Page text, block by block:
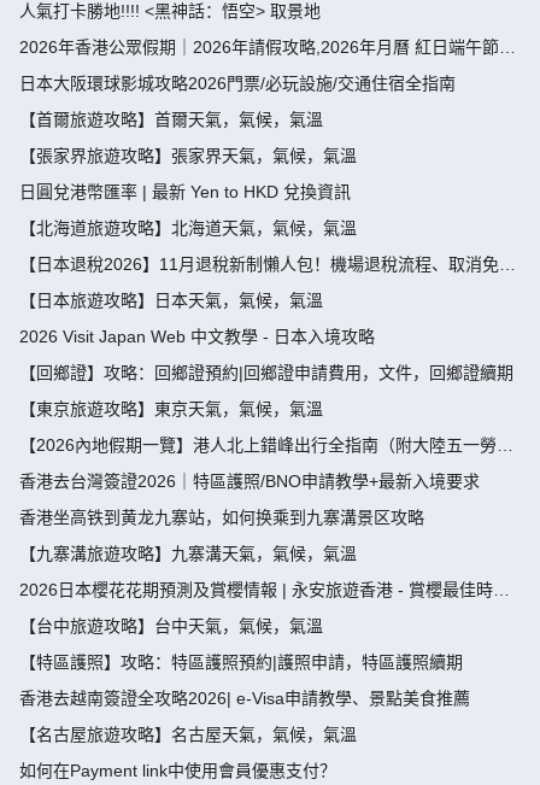
人氣打卡勝地!!!! <黑神話：悟空> 取景地
2026年香港公眾假期｜2026年請假攻略,2026年月曆 紅日端午節請
假攻略請4放9-public holiday 2026
日本大阪環球影城攻略2026門票/必玩設施/交通住宿全指南
【首爾旅遊攻略】首爾天氣，氣候，氣溫
【張家界旅遊攻略】張家界天氣，氣候，氣溫
日圓兌港幣匯率 | 最新 Yen to HKD 兌換資訊
【北海道旅遊攻略】北海道天氣，氣候，氣溫
【日本退稅2026】11月退稅新制懶人包！機場退稅流程、取消免稅
袋及限額全攻略 - 永安旅遊
【日本旅遊攻略】日本天氣，氣候，氣溫
2026 Visit Japan Web 中文教學 - 日本入境攻略
【回鄉證】攻略：回鄉證預約|回鄉證申請費用，文件，回鄉證續期
【東京旅遊攻略】東京天氣，氣候，氣溫
【2026內地假期一覽】港人北上錯峰出行全指南（附大陸五一勞動
節，端午節假期攻略）
香港去台灣簽證2026｜特區護照/BNO申請教學+最新入境要求
香港坐高铁到黄龙九寨站，如何换乘到九寨溝景区攻略
【九寨溝旅遊攻略】九寨溝天氣，氣候，氣溫
2026日本櫻花花期預測及賞櫻情報 | 永安旅遊香港 - 賞櫻最佳時
間、地點推薦
【台中旅遊攻略】台中天氣，氣候，氣溫
【特區護照】攻略：特區護照預約|護照申請，特區護照續期
香港去越南簽證全攻略2026| e-Visa申請教學、景點美食推薦
【名古屋旅遊攻略】名古屋天氣，氣候，氣溫
如何在Payment link中使用會員優惠支付？